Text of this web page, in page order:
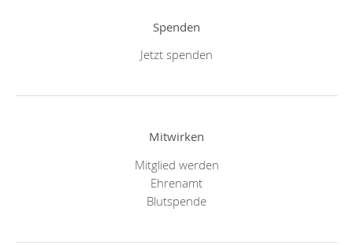
Spenden
Jetzt spenden
Mitwirken
Mitglied werden
Ehrenamt
Blutspende